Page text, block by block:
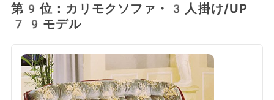
第9位：カリモクソファ・3人掛け/UP
79モデル